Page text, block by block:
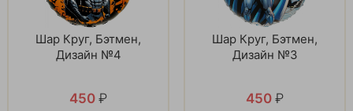
Шар Круг, Бэтмен,
Дизайн №4
450 ₽
Шар Круг, Бэтмен,
Дизайн №3
450 ₽